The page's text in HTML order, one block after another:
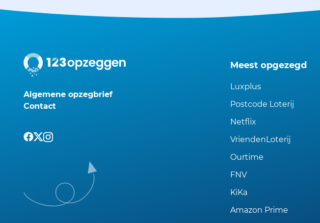
Algemene opzegbrief
Contact
Meest opgezegd
Luxplus
Postcode Loterij
Netflix
VriendenLoterij
Ourtime
FNV
KiKa
Amazon Prime